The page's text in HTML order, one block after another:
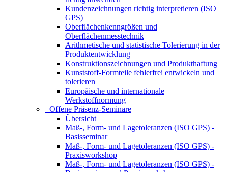
Kundenzeichnungen richtig interpretieren (ISO
GPS)
Oberflächenkenngrößen und
Oberflächenmesstechnik
Arithmetische und statistische Tolerierung in der
Produktentwicklung
Konstruktionszeichnungen und Produkthaftung
Kunststoff-Formteile fehlerfrei entwickeln und
tolerieren
Europäische und internationale
Werkstoffnormung
+Offene Präsenz-Seminare
Übersicht
Maß-, Form- und Lagetoleranzen (ISO GPS) -
Basisseminar
Maß-, Form- und Lagetoleranzen (ISO GPS) -
Praxisworkshop
Maß-, Form- und Lagetoleranzen (ISO GPS) -